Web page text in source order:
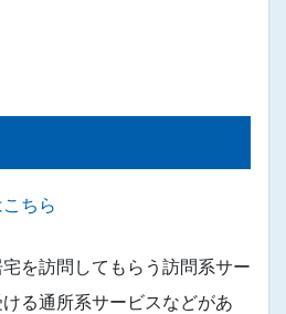
ちら
を訪問してもらう訪問系サー
る通所系サービスなどがあ